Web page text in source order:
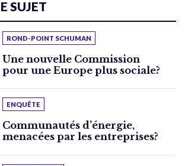
SUJET
ROND-POINT SCHUMAN
Une nouvelle Commission
pour une Europe plus sociale?
ENQUÊTE
Communautés d’énergie,
menacées par les entreprises?